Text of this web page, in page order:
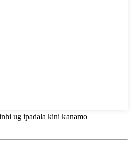
ug ipadala kini kanamo